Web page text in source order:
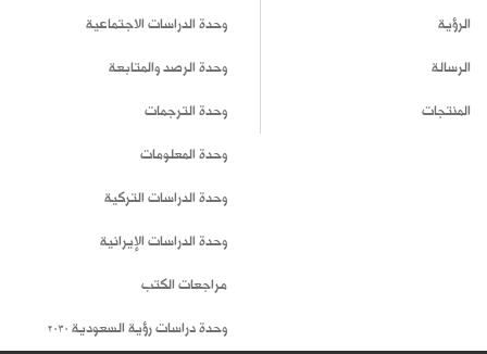
الرؤية
الرسالة
المنتجات
وحدة الدراسات الاجتماعية
وحدة الرصد والمتابعة
وحدة الترجمات
وحدة المعلومات
وحدة الدراسات التركية
وحدة الدراسات الإيرانية
مراجعات الكتب
وحدة دراسات رؤية السعودية 2030